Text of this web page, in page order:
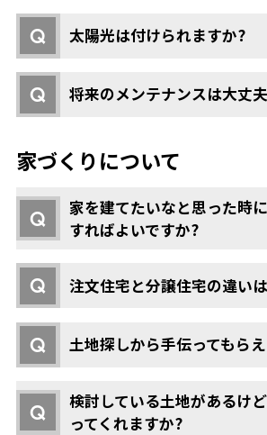
Q 太陽光は付けられますか?
Q 将来のメンテナンスは大丈
家づくりについて
Q
家を建てたいなと思った時
すればよいですか?
Q 注文住宅と分譲住宅の違い
Q 土地探しから手伝ってもら
Q
検討している土地があるけ
ってくれますか?